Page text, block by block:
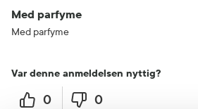
Med parfyme
Med parfyme
Var denne anmeldelsen nyttig?
0 0